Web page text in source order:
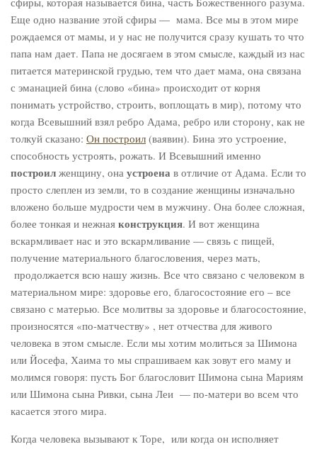
Еще одно название этой сфиры — мама. Все мы в этом мире
рождаемся от мамы, и у нас не получится сразу кушать то что
папа нам дает. Папа не досягаем в этом смысле, каждый из нас
питается материнской грудью, тем что дает мама, она связана
с эманацией бина (слово «бина» происходит от корня
понимать устройство, строить, воплощать в мир), потому что
когда Всевышний взял ребро Адама, ребро или сторону, как не
толкуй сказано: Он построил (ваявин). Бина это устроение,
способность устроять, рожать. И Всевышний именно
построил женщину, она устроена в отличие от Адама. Если то
просто слеплен из земли, то в создание женщины изначально
вложено больше мудрости чем в мужчину. Она более сложная,
более тонкая и нежная конструкция. И вот женщина
вскармливает нас и это вскармливание — связь с пищей,
получение материального благословения, через мать,
продолжается всю нашу жизнь. Все что связано с человеком в
материальном мире: здоровье его, благосостояние его – все
связано с матерью. Все молитвы за здоровье и благосостояние,
произносятся «по-матчеству» , нет отчества для живого
человека в этом смысле. Если мы хотим молиться за Шимона
или Йосефа, Хаима то мы спрашиваем как зовут его маму и
молимся говоря: пусть Бог благословит Шимона сына Мариям
или Шимона сына Ривки, сына Леи — по-матери во всем что
касается этого мира.
Когда человека вызывают к Торе, или когда он исполняет